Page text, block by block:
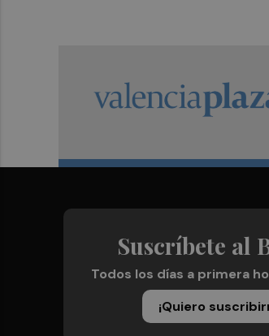
Suscríbete al
Todos los días a primera
¡Quiero